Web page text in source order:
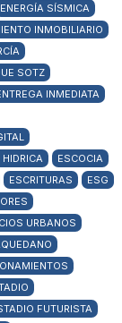
ENERGÍA SÍSMICA
INMOBILIARIO
SOTZ
INMEDIATA
ESCOCIA
ESCRITURAS
ESG
URBANOS
FUTURISTA